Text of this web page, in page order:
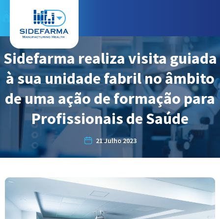
PT
Sidefarma realiza visita guiada
à sua unidade fabril no âmbito
de uma ação de formação para
Profissionais de Saúde
21 Julho 2023